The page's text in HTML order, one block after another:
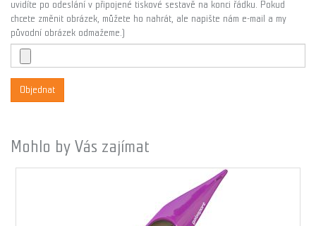
uvidíte po odeslání v připojené tiskové sestavě na konci řádku. Pokud
chcete změnit obrázek, můžete ho nahrát, ale napište nám e-mail a my
původní obrázek odmažeme.)
Objednat
Mohlo by Vás zajímat